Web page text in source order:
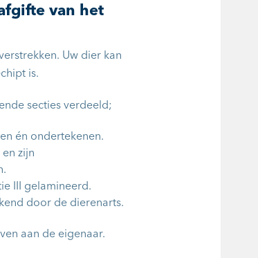
van het
Uw dier kan
is.
secties verdeeld;
én ondertekenen.
zijn
III gelamineerd.
door de dierenarts.
aan de eigenaar.